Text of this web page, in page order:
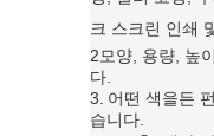
크 스크린 인쇄
2모양, 용량, 높
다.
3. 어떤 색을든
습니다.